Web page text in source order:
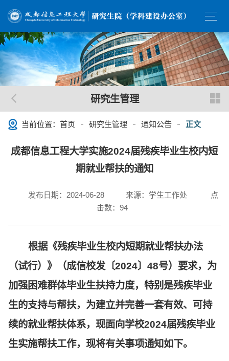
研究生管理
当前位置：首页 研究生管理 通知公告 正文
成都信息工程大学实施2024届残疾毕业生校内短
期就业帮扶的通知
发布日期：2024-06-28 来源：学生工作处
点
击数：94
根据《残疾毕业生校内短期就业帮扶办法
（试行）》（成信校发〔2024〕48号）要求，为
加强困难群体毕业生扶持力度，特别是残疾毕业
生的支持与帮扶，为建立并完善一套有效、可持
续的就业帮扶体系，现面向学校2024届残疾毕业
生实施帮扶工作，现将有关事项通知如下。